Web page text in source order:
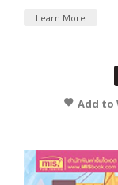
Learn More
Add to